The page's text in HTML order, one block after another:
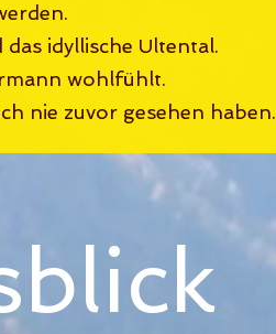
idyllische Ultental.
wohlfühlt.
nie zuvor gesehen haben.